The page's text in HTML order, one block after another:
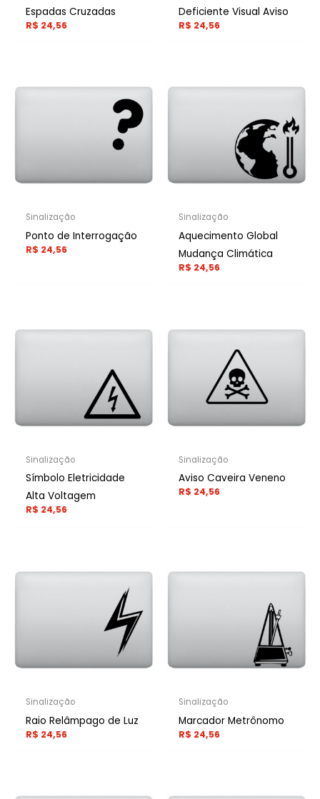
Espadas Cruzadas
R$ 24,56
Deficiente Visual Aviso
R$ 24,56
Sinalização
Ponto de Interrogação
R$ 24,56
Sinalização
Aquecimento Global
Mudança Climática
R$ 24,56
Sinalização
Símbolo Eletricidade
Alta Voltagem
R$ 24,56
Sinalização
Aviso Caveira Veneno
R$ 24,56
Sinalização
Raio Relâmpago de Luz
R$ 24,56
Sinalização
Marcador Metrônomo
R$ 24,56